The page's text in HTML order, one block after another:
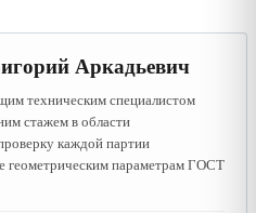
Аркадьевич
техническим специалистом
стажем в области
каждой партии
геометрическим параметрам ГОСТ